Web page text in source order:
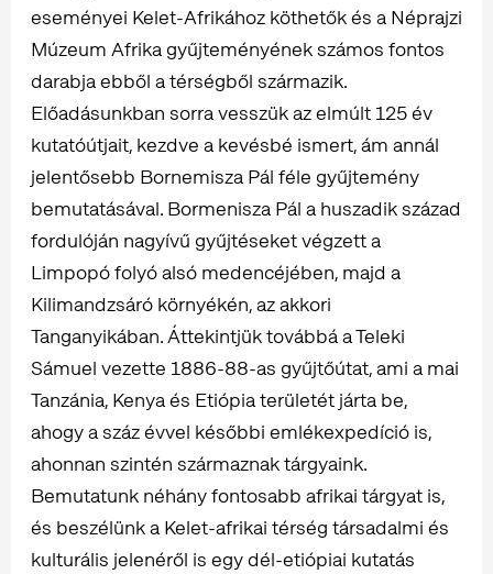
eseményei Kelet-Afrikához köthetők és a Néprajzi
Múzeum Afrika gyűjteményének számos fontos
darabja ebből a térségből származik.
Előadásunkban sorra vesszük az elmúlt 125 év
kutatóútjait, kezdve a kevésbé ismert, ám annál
jelentősebb Bornemisza Pál féle gyűjtemény
bemutatásával. Bormenisza Pál a huszadik század
fordulóján nagyívű gyűjtéseket végzett a
Limpopó folyó alsó medencéjében, majd a
Kilimandzsáró környékén, az akkori
Tanganyikában. Áttekintjük továbbá a Teleki
Sámuel vezette 1886-88-as gyűjtőútat, ami a mai
Tanzánia, Kenya és Etiópia területét járta be,
ahogy a száz évvel későbbi emlékexpedíció is,
ahonnan szintén származnak tárgyaink.
Bemutatunk néhány fontosabb afrikai tárgyat is,
és beszélünk a Kelet-afrikai térség társadalmi és
kulturális jelenéről is egy dél-etiópiai kutatás